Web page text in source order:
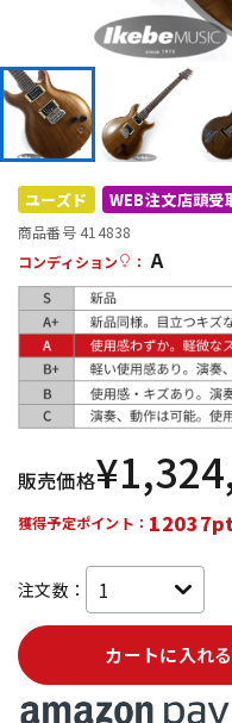
DJ機器
DTM オンライン納品
配信/ライブ機器
中古
ユーズド WEB注文店頭受
商品番号 414838
コンディション
： A
販売価格¥
獲得予定ポイント：
注文数：
カートに入れる